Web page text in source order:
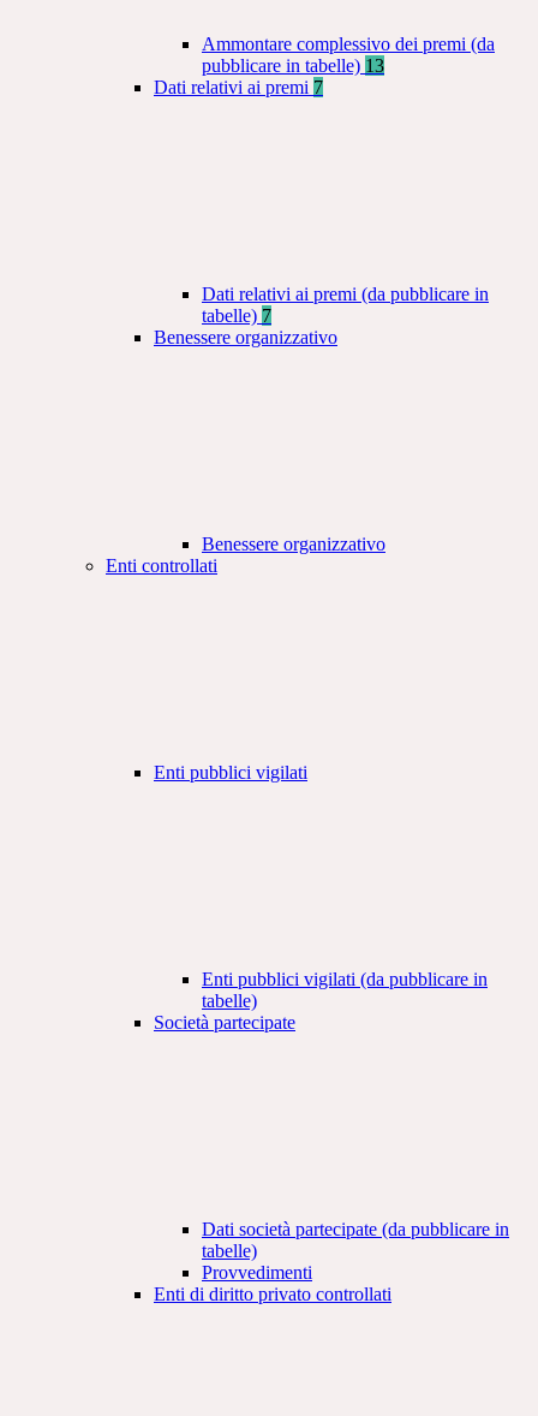
Ammontare complessivo dei premi (da
pubblicare in tabelle) 13
Dati relativi ai premi 7
Dati relativi ai premi (da pubblicare in
tabelle) 7
Benessere organizzativo
Benessere organizzativo
Enti controllati
Enti pubblici vigilati
Enti pubblici vigilati (da pubblicare in
tabelle)
Società partecipate
Dati società partecipate (da pubblicare in
tabelle)
Provvedimenti
Enti di diritto privato controllati